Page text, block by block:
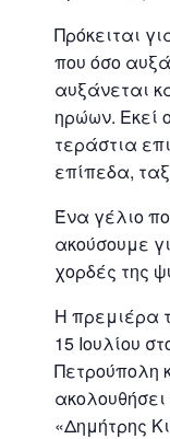
Πρόκειται
που όσο
αυξάνεται
ηρώων. Εκεί
τεράστια
επίπεδα,
Ένα γέλιο
ακούσουμε
χορδές της
Η πρεμιέρα
15 Ιουλίου
Πετρούπολη
«Δημήτρης